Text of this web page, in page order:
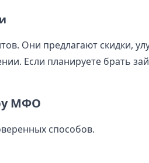
Они предлагают скидки,
Если планируете брать
МФО
способов.